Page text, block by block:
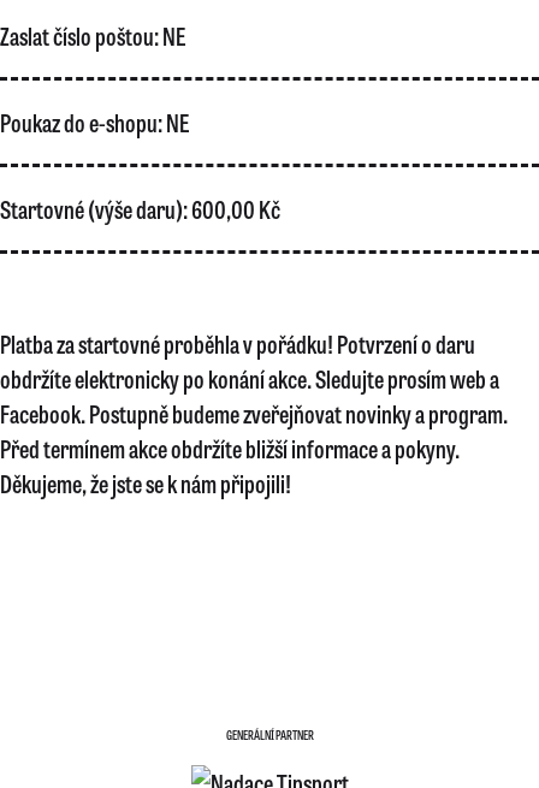
Zaslat číslo poštou:NE
Poukaz do e-shopu:NE
Startovné (výše daru):600,00 Kč
Platba za startovné proběhla v pořádku! Potvrzení o daru
obdržíte elektronicky po konání akce. Sledujte prosím web a
Facebook. Postupně budeme zveřejňovat novinky a program.
Před termínem akce obdržíte bližší informace a pokyny.
Děkujeme, že jste se k nám připojili!
GENERÁLNÍ PARTNER